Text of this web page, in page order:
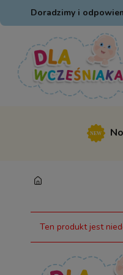
Doradzimy i
Ten produkt jest